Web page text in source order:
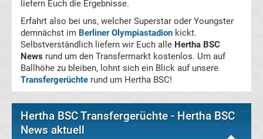
Transfergerüchte
1.
FC
Nürnberg
Transfergerüchte
liefern Euch die Ergebnisse.
Erfahrt also bei uns, welcher Superstar oder Youngster
demnächst im Berliner Olympiastadion kickt.
Selbstverständlich liefern wir Euch alle Hertha BSC
News rund um den Transfermarkt kostenlos. Um auf
Ballhöhe zu bleiben, lohnt sich ein Blick auf unsere
Transfergerüchte rund um Hertha BSC!
Hertha BSC Transfergerüchte - Hertha BSC
News aktuell